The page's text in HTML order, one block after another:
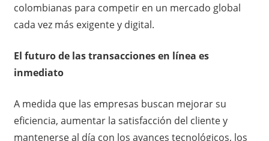
colombianas para competir en un mercado global
cada vez más exigente y digital.
El futuro de las transacciones en línea es
inmediato
A medida que las empresas buscan mejorar su
eficiencia, aumentar la satisfacción del cliente y
mantenerse al día con los avances tecnológicos, los